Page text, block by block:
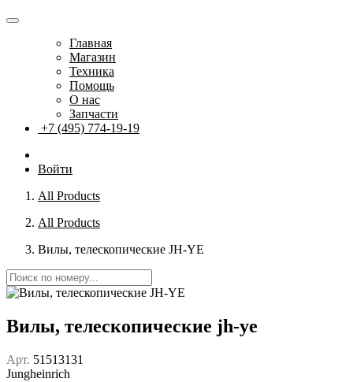
Главная
Магазин
Техника
Помощь
О нас
Запчасти
+7 (495) 774-19-19
Войти
All Products
All Products
Вилы, телескопические JH-YE
Вилы, телескопические jh-ye
Арт. 51513131
Jungheinrich